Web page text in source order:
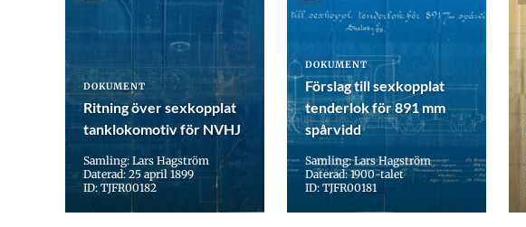
DOKUMENT
Ritning över sexkopplat
tanklokomotiv för NVHJ
Samling: Lars Hagström
Daterad: 25 april 1899
ID: TJFR00182
DOKUMENT
Förslag till sexkopplat
tenderlok för 891 mm
spårvidd
Samling: Lars Hagström
Daterad: 1900-talet
ID: TJFR00181